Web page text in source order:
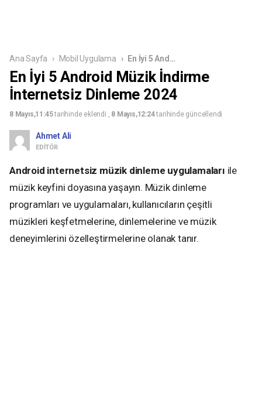
Ana Sayfa Mobil Uygulama En İyi 5 Android Müzik İndirme İnternetsiz Dinleme 2024
En İyi 5 Android Müzik İndirme
İnternetsiz Dinleme 2024
8 Mayıs,11:45tarihinde eklendi , 8 Mayıs,12:24tarihinde güncellendi
Ahmet Ali
EDITÖR
Android internetsiz müzik dinleme uygulamaları ile
müzik keyfini doyasına yaşayın. Müzik dinleme
programları ve uygulamaları, kullanıcıların çeşitli
müzikleri keşfetmelerine, dinlemelerine ve müzik
deneyimlerini özelleştirmelerine olanak tanır.